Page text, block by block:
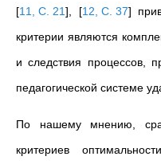
[11, С. 21] [12, С. 37]
критерии являются
и следствия процессов,
педагогической системе
По нашему мнению,
критериев